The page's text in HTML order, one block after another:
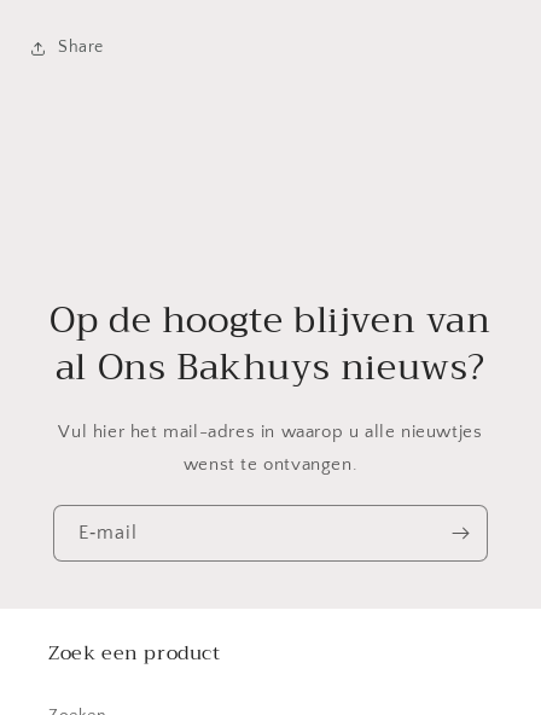
Share
Op de hoogte blijven van
al Ons Bakhuys nieuws?
Vul hier het mail-adres in waarop u alle nieuwtjes
wenst te ontvangen.
E‑mail
Zoek een product